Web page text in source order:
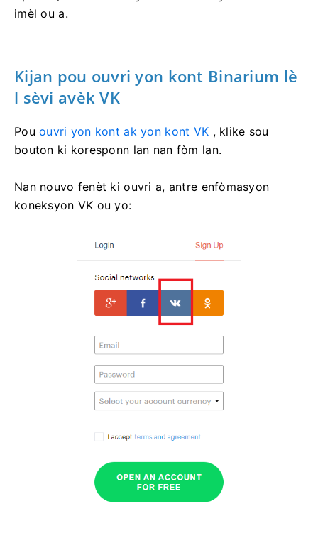
imèl ou a.
Kijan pou ouvri yon kont Binarium lè
l sèvi avèk VK
Pououvri yon kont ak yon kont VK , klike sou
bouton ki koresponn lan nan fòm lan.
Nan nouvo fenèt ki ouvri a, antre enfòmasyon
koneksyon VK ou yo: